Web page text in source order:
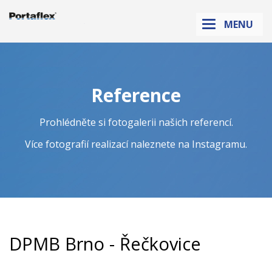
Sanikab.cz
MENU
Reference
Prohlédněte si fotogalerii našich referencí.
Více fotografií realizací naleznete na Instagramu.
DPMB Brno - Řečkovice